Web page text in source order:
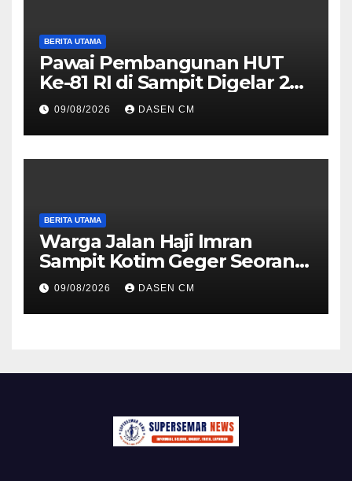
BERITA UTAMA
Pawai Pembangunan HUT
Ke-81 RI di Sampit Digelar 22
Agustus 2026, Ini Rute dan
Cara Daftarnya
09/08/2026 DASEN CM
BERITA UTAMA
Warga Jalan Haji Imran
Sampit Kotim Geger Seorang
Perempuan Sempat Naik
Menara Pemancar TVRI
09/08/2026 DASEN CM